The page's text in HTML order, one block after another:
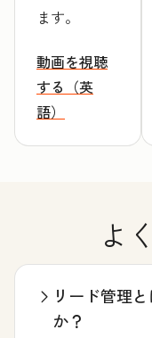
ます。
動画を視聴
する（英
語）
よ
リード管理
か？